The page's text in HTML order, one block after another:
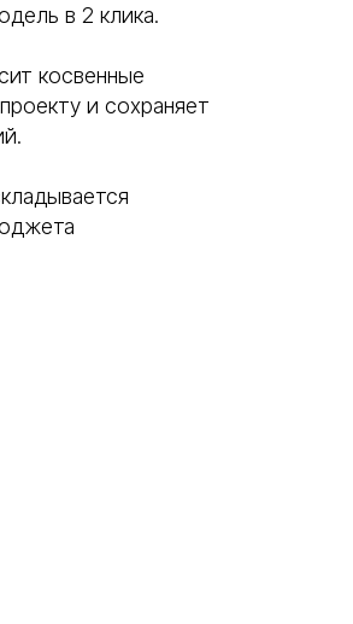
в 2 клика.
косвенные
и сохраняет